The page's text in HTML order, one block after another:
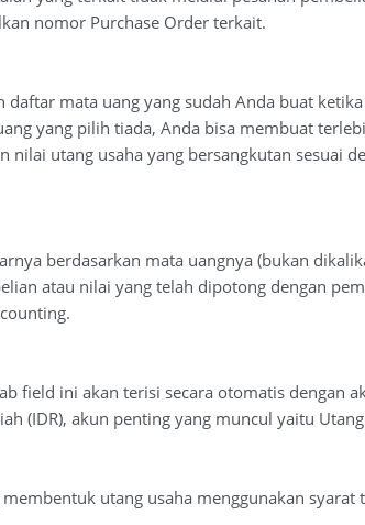
nomor Purchase Order terkait.
mata uang yang sudah Anda buat
yang pilih tiada, Anda bisa membuat
nilai utang usaha yang bersangkutan sesuai
berdasarkan mata uangnya (bukan
atau nilai yang telah dipotong dengan
field ini akan terisi secara otomatis dengan
(IDR), akun penting yang muncul yaitu
utang usaha menggunakan syarat